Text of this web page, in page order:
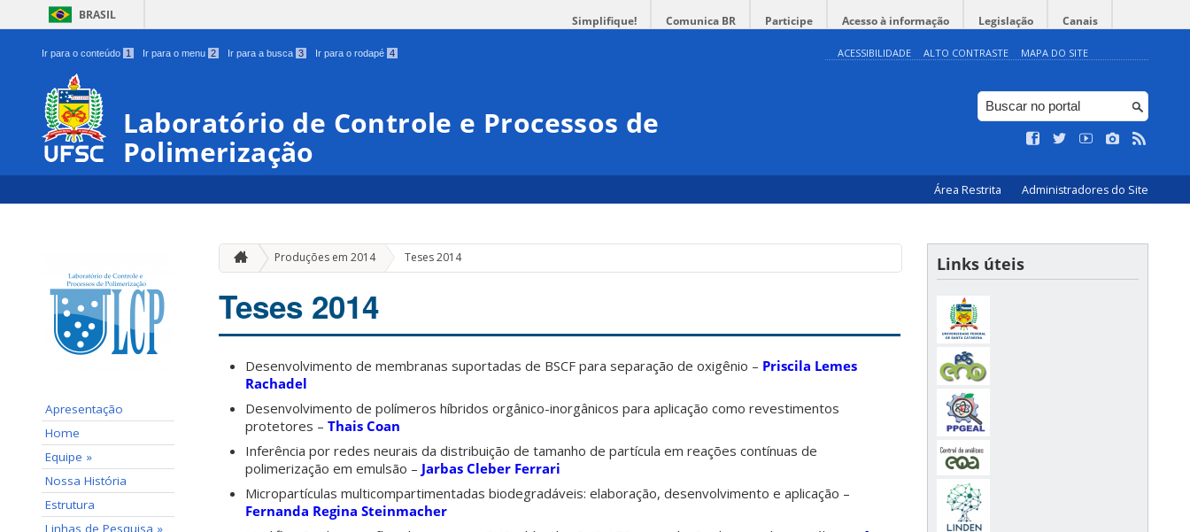
BRASIL Simplifique! Comunica BR Participe Acesso à informação Legislação Canais
Ir para o conteúdo 1 Ir para o menu 2 Ir para a busca 3 Ir para o rodapé 4 ACESSIBILIDADE ALTO CONTRASTE MAPA DO SITE
Laboratório de Controle e Processos de
Polimerização
Área Restrita Administradores do Site
Apresentação
Home
Equipe »
Nossa História
Estrutura
Linhas de Pesquisa »
Produções em 2014 Teses 2014
Teses 2014
Desenvolvimento de membranas suportadas de BSCF para separação de oxigênio – Priscila Lemes
Rachadel
Desenvolvimento de polímeros híbridos orgânico-inorgânicos para aplicação como revestimentos
protetores – Thais Coan
Inferência por redes neurais da distribuição de tamanho de partícula em reações contínuas de
polimerização em emulsão – Jarbas Cleber Ferrari
Micropartículas multicompartimentadas biodegradáveis: elaboração, desenvolvimento e aplicação –
Fernanda Regina Steinmacher
Links úteis